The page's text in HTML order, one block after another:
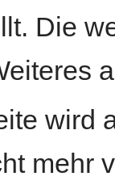
Die
wird
mehr